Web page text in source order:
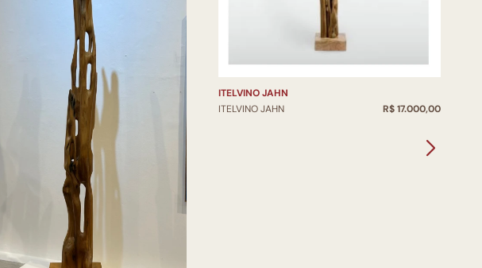
ITELVINO JAHN
ITELVINO JAHN
R$ 17.000,00